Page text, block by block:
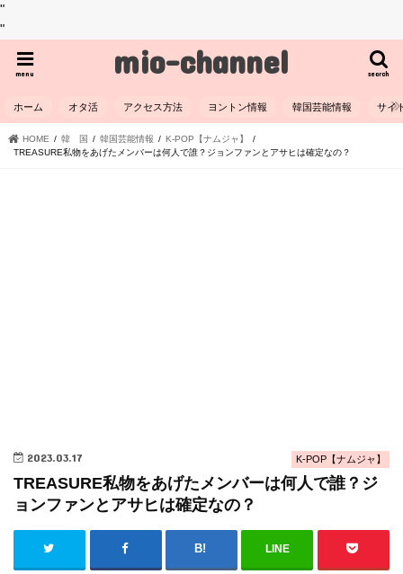
"
"
mio-channel search
menu
ホーム オタ活 アクセス方法 ヨントン情報 韓国芸能情報 サイ
HOME 韓 国 韓国芸能情報
K-POP【ナムジャ】
TREASURE私物をあげたメンバーは何人で誰？ジョンファンとアサヒは確定なの？
K-POP【ナムジャ】
2023.03.17
TREASURE私物をあげたメンバーは何人で誰？ジ
ョンファンとアサヒは確定なの？
LINE